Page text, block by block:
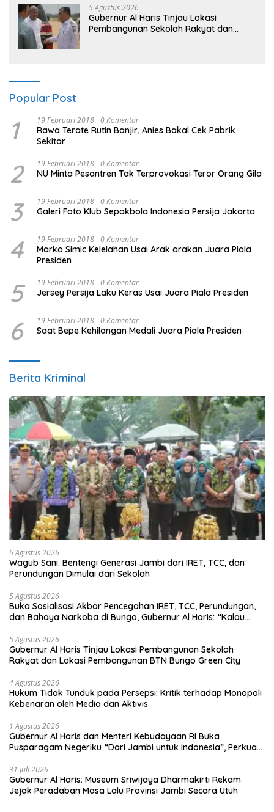
masa depan sudah ada di tangan”
5 Agustus 2026
Gubernur Al Haris Tinjau Lokasi
Pembangunan Sekolah Rakyat dan
Popular Post
1 19 Februari 2018 0 Komentar
Rawa Terate Rutin Banjir, Anies Bakal Cek Pabrik
Sekitar
2 19 Februari 2018 0 Komentar
NU Minta Pesantren Tak Terprovokasi Teror Orang Gila
3 19 Februari 2018 0 Komentar
Galeri Foto Klub Sepakbola Indonesia Persija Jakarta
4 19 Februari 2018 0 Komentar
Marko Simic Kelelahan Usai Arak arakan Juara Piala
Presiden
5 19 Februari 2018 0 Komentar
Jersey Persija Laku Keras Usai Juara Piala Presiden
6 19 Februari 2018 0 Komentar
Saat Bepe Kehilangan Medali Juara Piala Presiden
Berita Kriminal
6 Agustus 2026
Wagub Sani: Bentengi Generasi Jambi dari IRET, TCC, dan
Perundungan Dimulai dari Sekolah
5 Agustus 2026
Buka Sosialisasi Akbar Pencegahan IRET, TCC, Perundungan,
dan Bahaya Narkoba di Bungo, Gubernur Al Haris: “Kalau
tangan”
5 Agustus 2026
Gubernur Al Haris Tinjau Lokasi Pembangunan Sekolah
Rakyat dan Lokasi Pembangunan BTN Bungo Green City
4 Agustus 2026
Hukum Tidak Tunduk pada Persepsi: Kritik terhadap Monopoli
Kebenaran oleh Media dan Aktivis
1 Agustus 2026
Gubernur Al Haris dan Menteri Kebudayaan RI Buka
Pusparagam Negeriku “Dari Jambi untuk Indonesia”, Perkuat
31 Juli 2026
Gubernur Al Haris: Museum Sriwijaya Dharmakirti Rekam
Jejak Peradaban Masa Lalu Provinsi Jambi Secara Utuh